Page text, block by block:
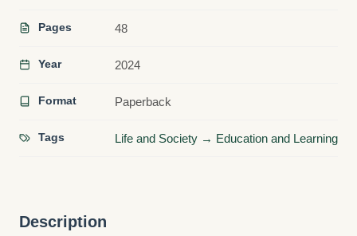
Pages 48
Year 2024
Format Paperback
Tags Life and Society → Education and Learning
Description